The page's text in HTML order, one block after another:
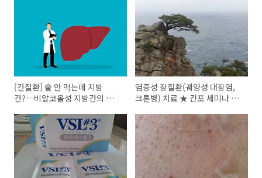
[간질환] 술 안 먹는데 지방
간?…비알코올성 지방간의 원인
염증성 장질환(궤양성 대장염,
크론병) 치료 ★ 칸포 세미나 아